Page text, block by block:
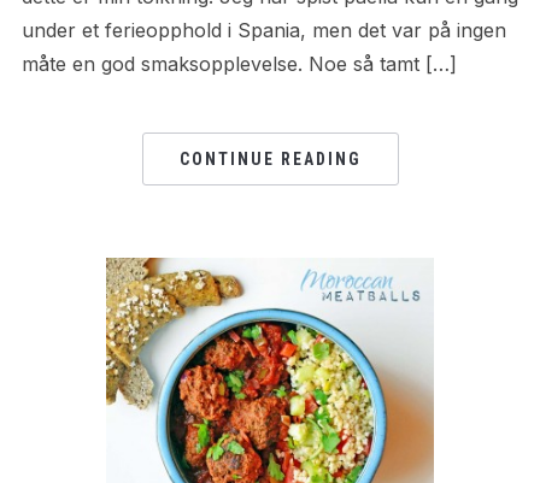
under et ferieopphold i Spania, men det var på ingen
måte en god smaksopplevelse. Noe så tamt […]
CONTINUE READING